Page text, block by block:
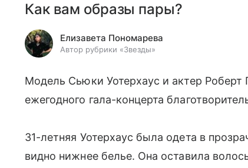
Как вам образы пары?
Елизавета Пономарева
Автор рубрики «Звезды»
Модель Сьюки Уотерхаус и актер
ежегодного гала-концерта
31-летняя Уотерхаус была одета в
видно нижнее белье. Она оставила